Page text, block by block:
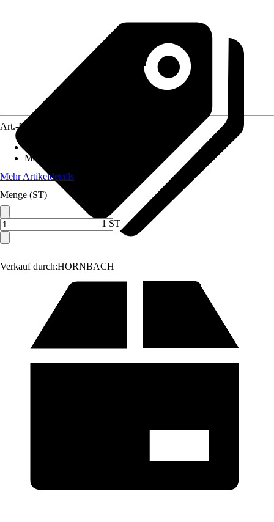
Verkauf durch:HORNBACH
Art.-Nr.
Material
Mehr Artikeldetails
Menge (ST)
1 ST